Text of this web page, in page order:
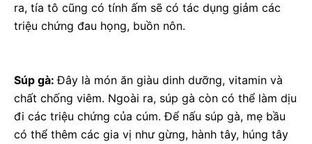
ra, tía tô cũng có tính ấm sẽ có tác dụng giảm các
triệu chứng đau họng, buồn nôn.
Súp gà:Đây là món ăn giàu dinh dưỡng, vitamin và
chất chống viêm. Ngoài ra, súp gà còn có thể làm dịu
đi các triệu chứng của cúm. Để nấu súp gà, mẹ bầu
có thể thêm các gia vị như gừng, hành tây, húng tây